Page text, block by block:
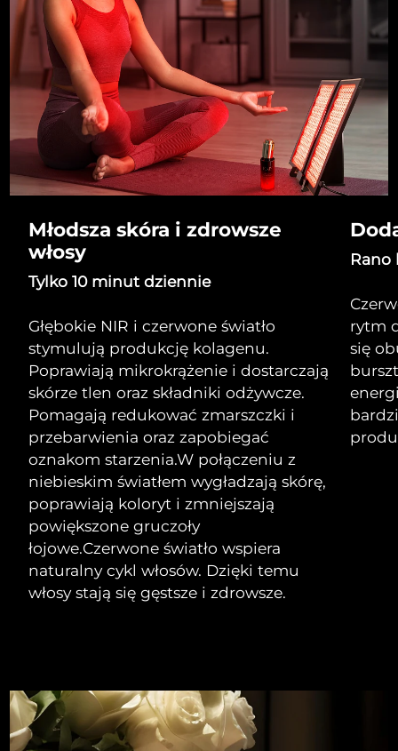
Młodsza skóra i zdrowsze
włosy
Tylko 10 minut dziennie
Głębokie NIR i czerwone światło
stymulują produkcję kolagenu.
Poprawiają mikrokrążenie i dostarczają
skórze tlen oraz składniki odżywcze.
Pomagają redukować zmarszczki i
przebarwienia oraz zapobiegać
oznakom starzenia.W połączeniu z
niebieskim światłem wygładzają skórę,
poprawiają koloryt i zmniejszają
powiększone gruczoły
łojowe.Czerwone światło wspiera
naturalny cykl włosów. Dzięki temu
włosy stają się gęstsze i zdrowsze.
Rano
rytm
się